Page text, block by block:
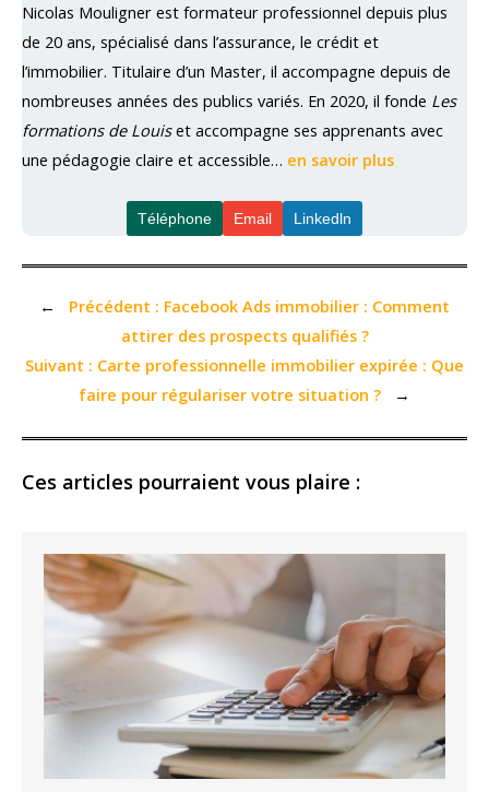
Nicolas Mouligner est formateur professionnel depuis plus
de 20 ans, spécialisé dans l’assurance, le crédit et
l’immobilier. Titulaire d’un Master, il accompagne depuis de
nombreuses années des publics variés. En 2020, il fonde Les
formations de Louiset accompagne ses apprenants avec
une pédagogie claire et accessible… en savoir plus
Téléphone Email Linkedln
← Précédent : Facebook Ads immobilier : Comment
attirer des prospects qualifiés ?
Suivant : Carte professionnelle immobilier expirée : Que
faire pour régulariser votre situation ?
→
Ces articles pourraient vous plaire :